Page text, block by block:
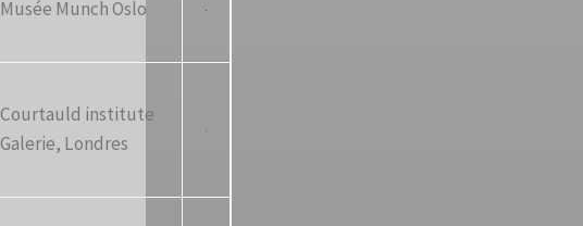
Musée Munch Oslo
Courtauld institute
Galerie, Londres